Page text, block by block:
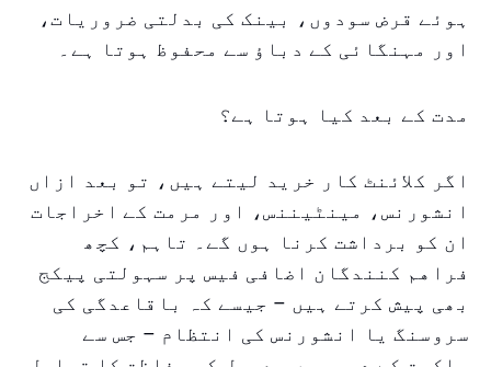
ہوئے قرض سودوں، بینک کی بدلتی ضروریات،
اور مہنگائی کے دباؤ سے محفوظ ہوتا ہے۔
مدت کے بعد کیا ہوتا ہے؟
اگر کلائنٹ کار خرید لیتے ہیں، تو بعد ازاں
انشورنس، مینٹیننس، اور مرمت کے اخراجات
ان کو برداشت کرنا ہوں گے۔ تاہم، کچھ
فراهم کنندگان اضافی فیس پر سہولتی پیکج
بھی پیش کرتے ہیں – جیسے کہ باقاعدگی کی
سروسنگ یا انشورنس کی انتظام – جس سے